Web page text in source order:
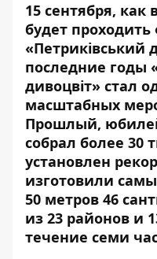
15 сентября, как
будет
«Петриківський
последние годы
дивоцвіт» стал
масштабных
Прошлый,
собрал более 30
установлен
изготовили
50 метров 46
из 23 районов и
течение семи